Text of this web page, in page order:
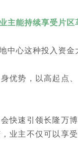
主能持续享受片
中心这种投入资
优势，以高起点
快速引领长隆万
业主不仅可以享